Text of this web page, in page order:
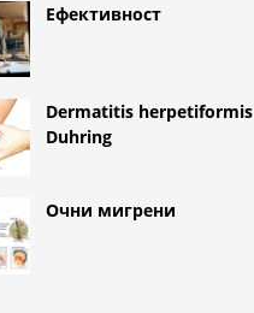
Ефективност
Dermatitis herpetiformis
Duhring
Очни мигрени